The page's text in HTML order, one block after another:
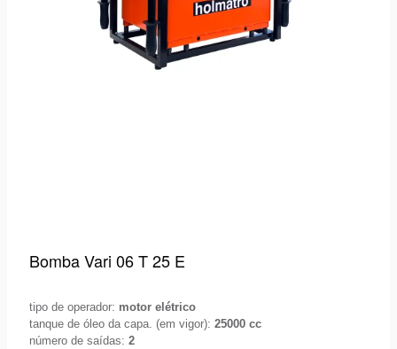
Bomba Vari 06 T 25 E
tipo de operador: motor elétrico
tanque de óleo da capa. (em vigor): 25000 cc
número de saídas: 2